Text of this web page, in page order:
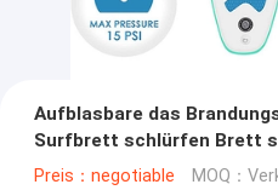
Aufblasbare das
Surfbrett schlürfen Brett
Preis：negotiable MOQ：